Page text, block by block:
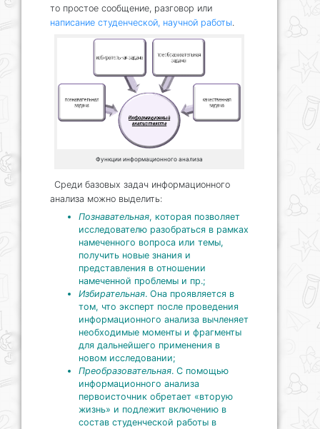
то простое сообщение, разговор или
написание студенческой, научной работы
Функции информационного анализа
Среди базовых задач информационного
анализа можно выделить:
Познавательная, которая позволяет
исследователю разобраться в рамках
намеченного вопроса или темы,
получить новые знания и
представления в отношении
намеченной проблемы и пр.;
Избирательная. Она проявляется в
том, что эксперт после проведения
информационного анализа вычленяет
необходимые моменты и фрагменты
для дальнейшего применения в
новом исследовании;
Преобразовательная. С помощью
информационного анализа
первоисточник обретает «вторую
жизнь» и подлежит включению в
состав студенческой работы в